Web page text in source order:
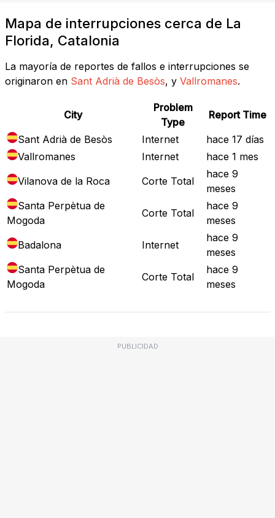
Mapa de interrupciones cerca de La
Florida, Catalonia
La mayoría de reportes de fallos e interrupciones se
originaron en Sant Adrià de Besòs, y Vallromanes.
City
Problem
Type
Report Time
Sant Adrià de Besòs
Internet
hace 17 días
Vallromanes
Internet
hace 1 mes
Vilanova de la Roca
Corte Total
hace 9
meses
Santa Perpètua de
Mogoda
Corte Total
hace 9
meses
Badalona
Internet
hace 9
meses
Santa Perpètua de
Mogoda
Corte Total
hace 9
meses
PUBLICIDAD